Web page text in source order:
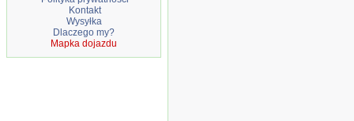
Kontakt
Wysyłka
Dlaczego my?
Mapka dojazdu